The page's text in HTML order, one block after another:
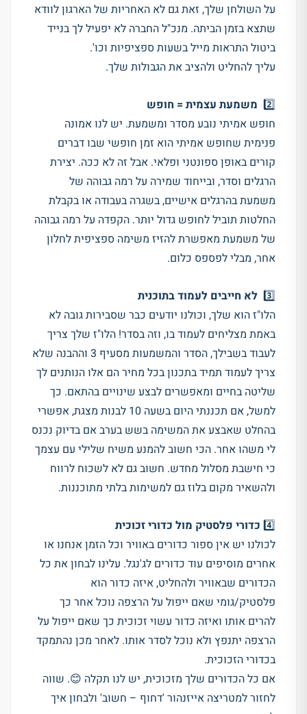
על השולחן שלך, זאת גם לא האחריות של הארגון לוודא
שתצא בזמן הביתה. מנכ"ל החברה לא יפעיל לך בנייד
ביטול התראות מייל בשעות ספציפיות וכו'.
עליך להחליט ולהציב את הגבולות שלך.
2️⃣ משמעת עצמית = חופש
חופש אמיתי נובע מסדר ומשמעת. יש לנו אמונה
פנימית שחופש אמיתי הוא זמן חופשי שבו דברים
קורים באופן ספונטני ופלאי. אבל זה לא ככה. יצירת
הרגלים וסדר, ובייחוד שמירה על רמה גבוהה של
משמעת בהרגלים אישיים, בשגרה בעבודה או בקבלת
החלטות תוביל לחופש גדול יותר. הקפדה על רמה גבוהה
של משמעת מאפשרת להזיז משימה ספציפית לחלון
אחר, מבלי לפספס כלום.
3️⃣ לא חייבים לעמוד בתוכנית
הלו"ז הוא שלך, וכולנו יודעים כבר שסבירות גובה לא
באמת מצליחים לעמוד בו, וזה בסדר! הלו"ז שלך צריך
לעבוד בשבילך, הסדר והמשמעות מסעיף 3 וההבנה שלא
צריך לעמוד תמיד בתכנון בכל מחיר הם אלו הנותנים לך
שליטה בחיים ומאפשרים לבצע שינויים בהתאם. כך
למשל, אם תכננתי היום בשעה 10 לבנות מצגת, אפשרי
בהחלט שאבצע את המשימה בשש בערב אם בדיוק נכנס
לי משהו אחר. הכי חשוב להמנע משיח שלילי עם עצמך
כי חישבת מסלול מחדש. חשוב גם לא לשכוח לרווח
ולהשאיר מקום בלוז גם למשימות בלתי מתוכננות.
4️⃣ כדורי פלסטיק מול כדורי זכוכית
לכולנו יש אין ספור כדורים באוויר וכל הזמן אנחנו או
אחרים מוסיפים עוד כדורים לג'נגל. עלינו לבחון את כל
הכדורים שבאוויר ולהחליט, איזה כדור הוא
פלסטיק/גומי שאם ייפול על הרצפה נוכל אחר כך
להרים אותו ואיזה כדור עשוי זכוכית כך שאם ייפול על
הרצפה יתנפץ ולא נוכל לסדר אותו. לאחר מכן נהתמקד
בכדורי הזכוכית.
אם כל הכדורים שלך מזכוכית, יש לנו תקלה 😊. שווה
לחזור למטריצה אייזנהור 'דחוף – חשוב' ולבחון איך